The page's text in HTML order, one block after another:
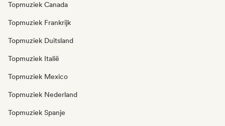
Topmuziek Canada
Topmuziek Frankrijk
Topmuziek Duitsland
Topmuziek Italië
Topmuziek Mexico
Topmuziek Nederland
Topmuziek Spanje